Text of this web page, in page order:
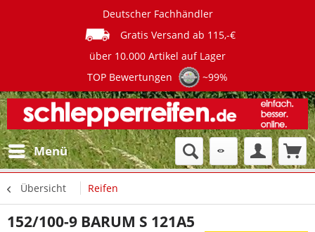
Deutscher Fachhändler
Gratis Versand ab 115,-€
über 10.000 Artikel auf Lager
TOP Bewertungen
~99%
Menü
Übersicht Reifen
152/100-9 BARUM S 121A5